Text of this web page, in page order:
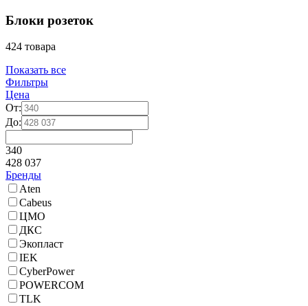
Блоки розеток
424 товара
Показать все
Фильтры
Цена
От:
До:
340
428 037
Бренды
Aten
Cabeus
ЦМО
ДКС
Экопласт
IEK
CyberPower
POWERCOM
TLK